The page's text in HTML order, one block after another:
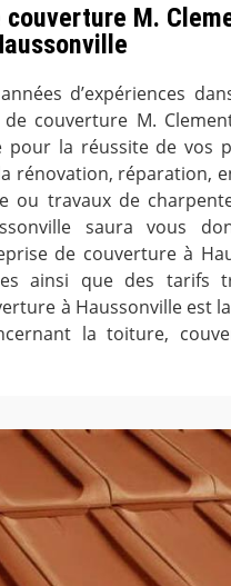
M.
d’expériences
couverture M.
pour la réussite de vos
rénovation, réparation,
ou travaux de
saura vous
de couverture à
ainsi que des tarifs
à Haussonville est
la toiture,